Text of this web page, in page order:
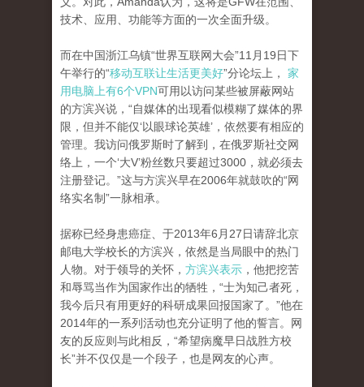
技术、应用、功能等方面的一次全面升级。
而在中国浙江乌镇“世界互联网大会”11月19日下
午举行的“移动互联让生活更美好”分论坛上，
家
用电脑上有6个VPN可用以访问某些被屏蔽网站
的方滨兴说，“自媒体的出现看似模糊了媒体的界
限，但并不能仅‘以眼球论英雄’，依然要有相应的
管理。我访问俄罗斯时了解到，在俄罗斯社交网
络上，一个‘大V’粉丝数只要超过3000，就必须去
注册登记。”这与方滨兴早在2006年就鼓吹的“网
络实名制”一脉相承。
据称已经身患癌症、于2013年6月27日请辞北京
邮电大学校长的方滨兴，依然是当局眼中的热门
人物。对于领导的关怀， 方滨兴表示 ，他把挖苦
和辱骂当作为国家作出的牺牲，“士为知己者死，
我今后只有用更好的科研成果回报国家了。”他在
2014年的一系列活动也充分证明了他的誓言。网
友的反应则与此相反，“希望病魔早日战胜方校
长”并不仅仅是一个段子，也是网友的心声。